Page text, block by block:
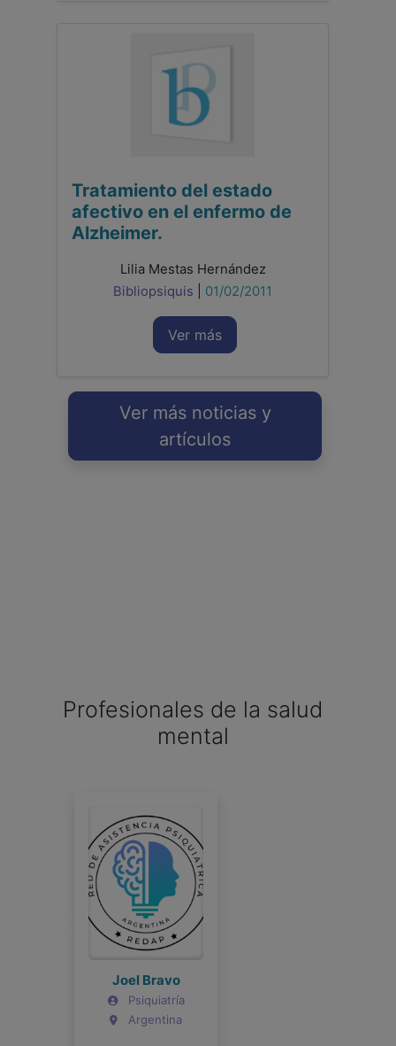
Tratamiento del estado
afectivo en el enfermo de
Alzheimer.
Lilia Mestas Hernández
Bibliopsiquis
01/02/2011
Ver más
Ver más noticias y
artículos
Profesionales de la salud
mental
Joel Bravo
Psiquiatría
Argentina